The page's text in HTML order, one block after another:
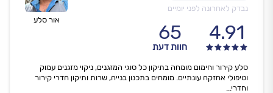
אור סלע
נבדק לאחרונה לפני יומיים
4.91
65
חוות דעת
סלע קירור וחימום מומחה בתיקון כל סוגי המזגנים, ניקוי מזגנים עמוק
וטיפולי אחזקה עונתיים. מומחים בתכנון בנייה, שרות ותיקון חדרי קירור
וחדרי...